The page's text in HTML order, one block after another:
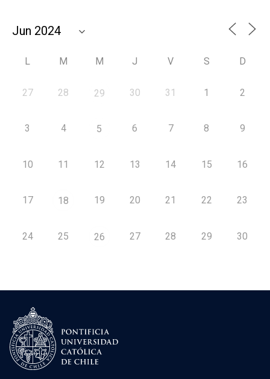
L M M J V S D
27 28 29 30 31 1 2
3 4 5 6 7 8 9
10 11 12 13 14 15 16
17 18 19 20 21 22 23
24 25 26 27 28 29 30